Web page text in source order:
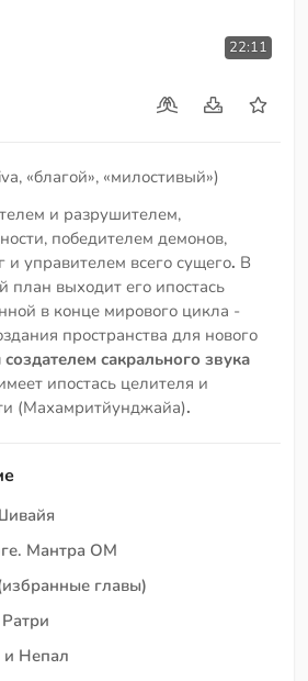
22:11
«благой», «милостивый»)
и разрушителем,
победителем демонов,
и управителем всего сущего. В
выходит его ипостась
в конце мирового цикла -
пространства для нового
создателем сакрального звука
ипостась целителя и
(Махамритйунджайа).
Мантра ОМ
главы)
Непал